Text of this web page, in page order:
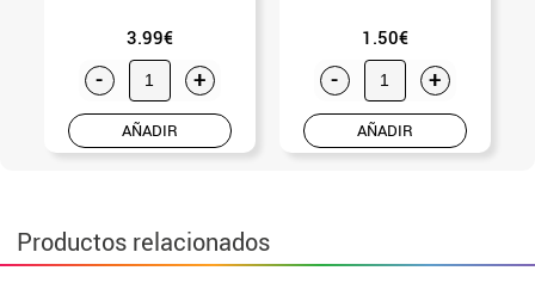
3.99€
- +
AÑADIR
1.50€
- +
AÑADIR
Productos relacionados